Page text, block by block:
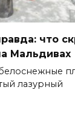
что
Мальдивах
лазурный